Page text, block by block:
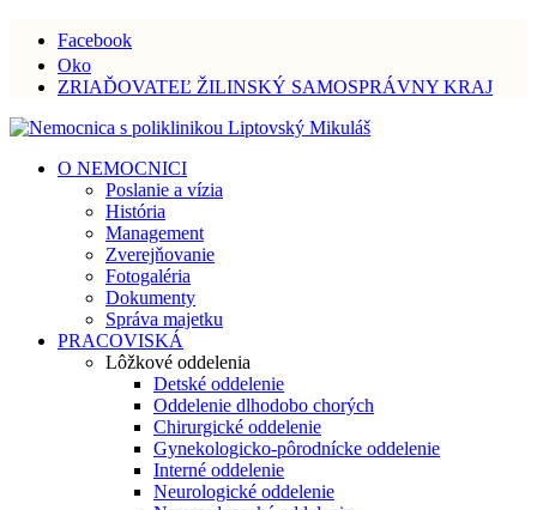
Facebook
Oko
ZRIAĎOVATEĽ ŽILINSKÝ SAMOSPRÁVNY KRAJ
O NEMOCNICI
Poslanie a vízia
História
Management
Zverejňovanie
Fotogaléria
Dokumenty
Správa majetku
PRACOVISKÁ
Lôžkové oddelenia
Detské oddelenie
Oddelenie dlhodobo chorých
Chirurgické oddelenie
Gynekologicko-pôrodnícke oddelenie
Interné oddelenie
Neurologické oddelenie